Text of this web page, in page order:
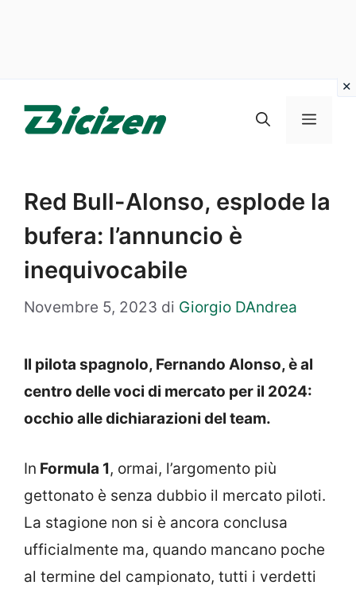
Menu
Red Bull-Alonso, esplode la
bufera: l’annuncio è
inequivocabile
Novembre 5, 2023 di Giorgio DAndrea
Il pilota spagnolo, Fernando Alonso, è al
centro delle voci di mercato per il 2024:
occhio alle dichiarazioni del team.
In Formula 1, ormai, l’argomento più
gettonato è senza dubbio il mercato piloti.
La stagione non si è ancora conclusa
ufficialmente ma, quando mancano poche
al termine del campionato, tutti i verdetti